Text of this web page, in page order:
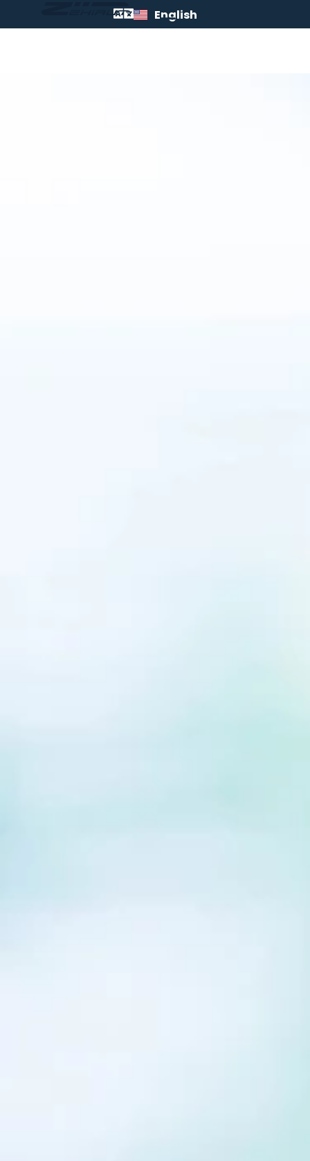
English